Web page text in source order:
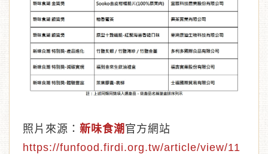
照片來源：新味食潮 官方網站
https://funfood.firdi.org.tw/article/view/11